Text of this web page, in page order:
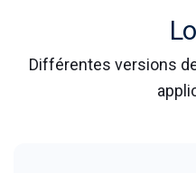
Différentes versions